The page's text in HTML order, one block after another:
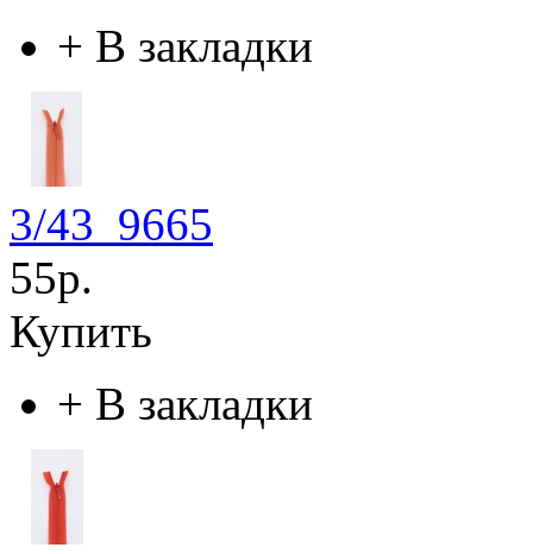
+ В закладки
3/43_9665
55р.
Купить
+ В закладки